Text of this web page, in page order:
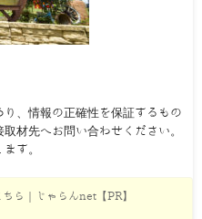
、情報の正確性を保証するもの
材先へお問い合わせください。
す。
ら｜じゃらんnet【PR】